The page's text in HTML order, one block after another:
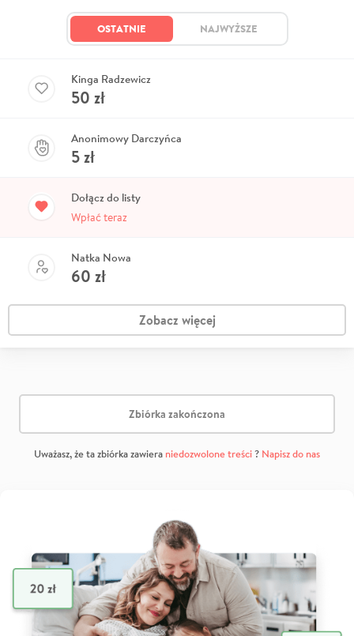
OSTATNIE NAJWYŻSZE
Kinga Radzewicz
50 zł
Anonimowy Darczyńca
5zł
Dołącz do listy
Wpłać teraz
Natka Nowa
60 zł
Zobacz więcej
Zbiórka zakończona
Uważasz, że ta zbiórka zawiera niedozwolone treści? Napisz do nas